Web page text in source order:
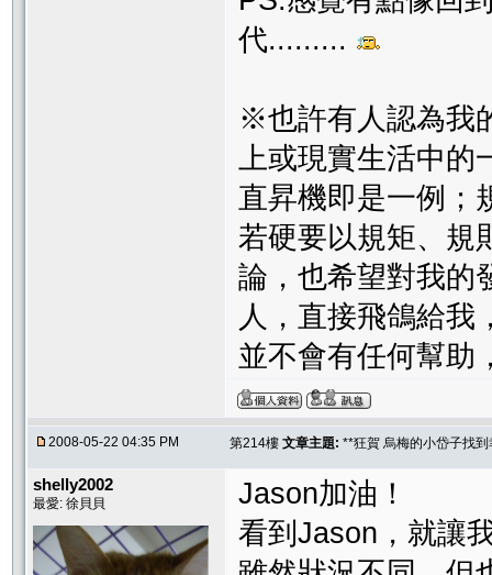
代.........
※也許有人認為我
上或現實生活中
直昇機即是一例；
若硬要以規矩、規
論，也希望對我的
人，直接飛鴿給我
並不會有任何幫助
2008-05-22 04:35 PM 第214樓 文章主題: **狂賀 烏梅的小岱子找
shelly2002
最愛: 徐貝貝
Jason加油！
看到Jason，就讓